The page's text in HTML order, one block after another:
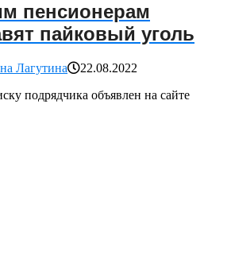
пенсионерам
пайковый уголь
Лагутина
22.08.2022
подрядчика объявлен на сайте